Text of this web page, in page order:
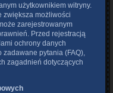
użytkownikiem witryny.
zwiększa możliwości
zarejestrowanym
Przed rejestracją
ochrony danych
pytania (FAQ),
zagadnień dotyczących